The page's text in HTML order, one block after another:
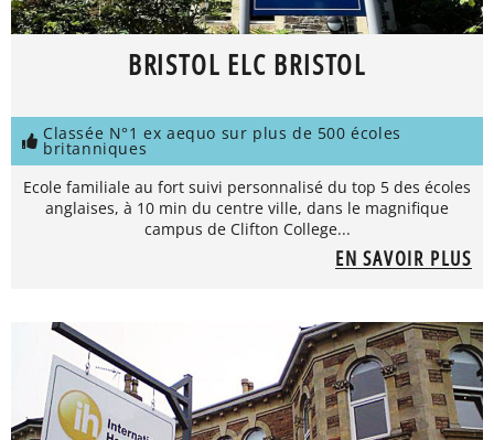
BRISTOL ELC BRISTOL
Classée N°1 ex aequo sur plus de 500 écoles
britanniques
Ecole familiale au fort suivi personnalisé du top 5 des écoles
anglaises, à 10 min du centre ville, dans le magnifique
campus de Clifton College...
EN SAVOIR PLUS